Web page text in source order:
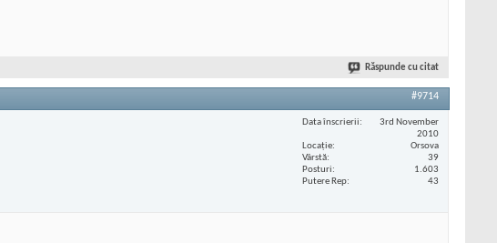
Răspunde cu citat
#9714
Data înscrierii
3rd November
2010
Locaţie
Orsova
Vârstă
39
Posturi
1.603
Putere Rep
43